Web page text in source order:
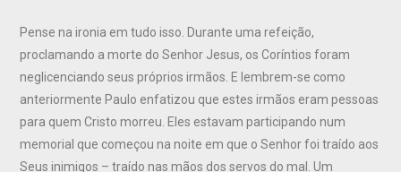
Pense na ironia em tudo isso. Durante uma refeição,
proclamando a morte do Senhor Jesus, os Coríntios foram
neglicenciando seus próprios irmãos. E lembrem-se como
anteriormente Paulo enfatizou que estes irmãos eram pessoas
para quem Cristo morreu. Eles estavam participando num
memorial que começou na noite em que o Senhor foi traído aos
Seus inimigos – traído nas mãos dos servos do mal. Um